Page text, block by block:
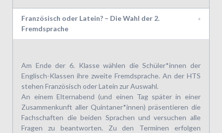
Französisch oder Latein? – Die Wahl der 2.
Fremdsprache
Am Ende der 6. Klasse wählen die Schüler*innen der
Englisch-Klassen ihre zweite Fremdsprache. An der HTS
stehen Französisch oder Latein zur Auswahl.
An einem Elternabend (und einen Tag später in einer
Zusammenkunft aller Quintaner*innen) präsentieren die
Fachschaften die beiden Sprachen und versuchen alle
Fragen zu beantworten. Zu den Terminen erfolgen